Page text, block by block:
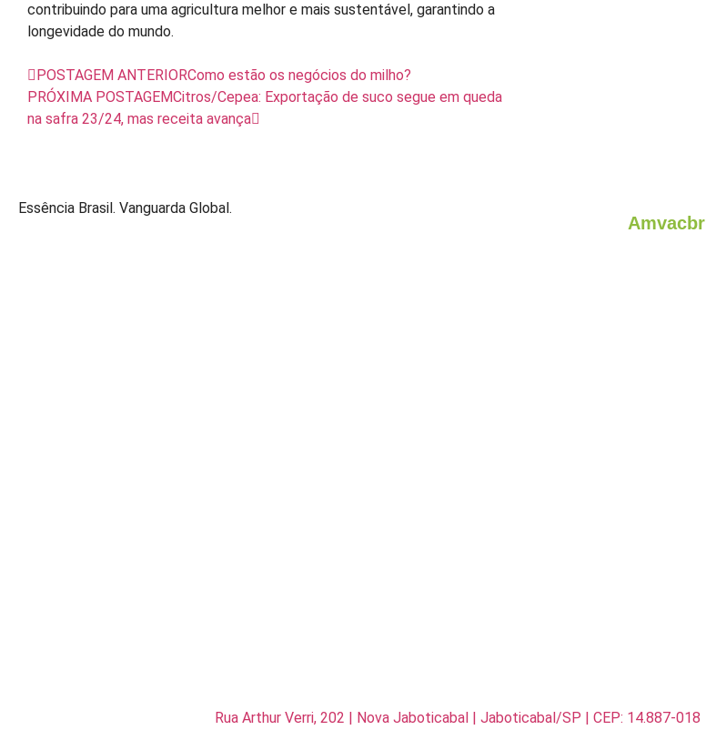
contribuindo para uma agricultura melhor e mais sustentável, garantindo a
longevidade do mundo.
POSTAGEM ANTERIORComo estão os negócios do milho?
PRÓXIMA POSTAGEMCitros/Cepea: Exportação de suco segue em queda
na safra 23/24, mas receita avança
Essência Brasil. Vanguarda Global.
Amvacbr
Rua Arthur Verri, 202 | Nova Jaboticabal | Jaboticabal/SP | CEP: 14.887-018